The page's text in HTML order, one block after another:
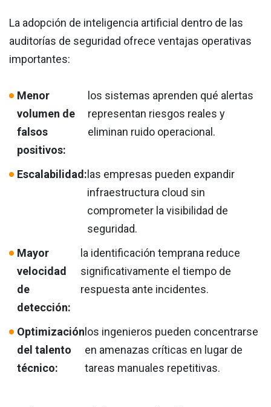
La adopción de inteligencia artificial dentro de las
auditorías de seguridad ofrece ventajas operativas
importantes:
Menor
volumen de
falsos
positivos:
los sistemas aprenden qué alertas
representan riesgos reales y
eliminan ruido operacional.
Escalabilidad: las empresas pueden expandir
infraestructura cloud sin
comprometer la visibilidad de
seguridad.
Mayor
velocidad
de
detección:
la identificación temprana reduce
significativamente el tiempo de
respuesta ante incidentes.
Optimización
del talento
técnico:
los ingenieros pueden concentrarse
en amenazas críticas en lugar de
tareas manuales repetitivas.